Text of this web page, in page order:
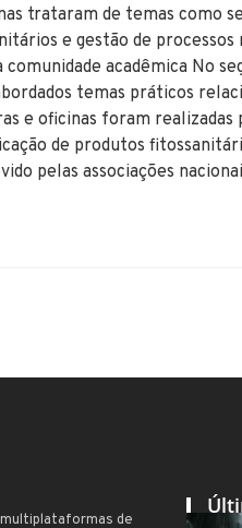
trataram de temas como
e gestão de
comunidade acadêmica No
temas práticos
e oficinas foram
de produtos
pelas associações
de